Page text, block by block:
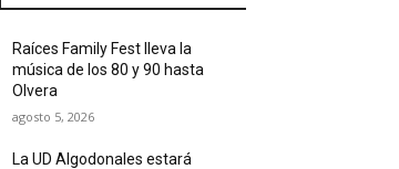
Raíces Family Fest lleva la
música de los 80 y 90 hasta
Olvera
agosto 5, 2026
La UD Algodonales estará